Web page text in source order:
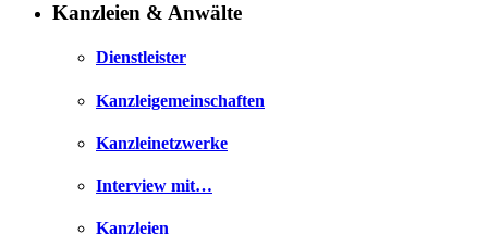
Kanzleien & Anwälte
Dienstleister
Kanzleigemeinschaften
Kanzleinetzwerke
Interview mit…
Kanzleien